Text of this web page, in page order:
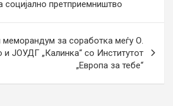
социјално претприемништво
меморандум за соработка меѓу О.
и ЈОУДГ „Калинка“ со Институтот
„Европа за тебе“